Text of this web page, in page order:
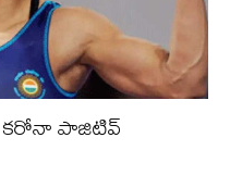
కరోనా పాజిటివ్‌